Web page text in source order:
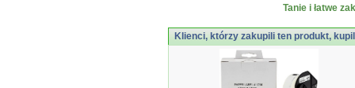
Tanie i łatwe
Klienci, którzy zakupili ten produkt,